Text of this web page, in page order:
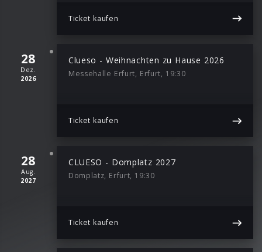
Ticket kaufen
28
Dez.
2026
Clueso - Weihnachten zu Hause 2026
Messehalle Erfurt, Erfurt, 19:30
Ticket kaufen
28
Aug.
2027
CLUESO - Domplatz 2027
Domplatz, Erfurt, 19:30
Ticket kaufen